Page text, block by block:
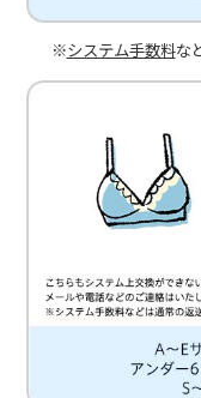
※システム手数料な